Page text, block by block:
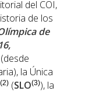
del COI,
de los
de
la Única
(SLO(3)), la